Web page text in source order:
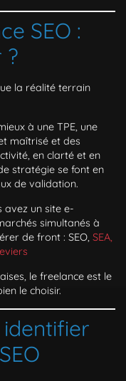
SEO :
?
la réalité terrain
à une TPE, une
maîtrisé et des
en clarté et en
stratégie se font en
de validation.
avez un site e-
simultanés à
de front : SEO, SEA,
le freelance est le
le choisir.